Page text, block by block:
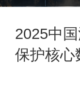
2025中
保护核心